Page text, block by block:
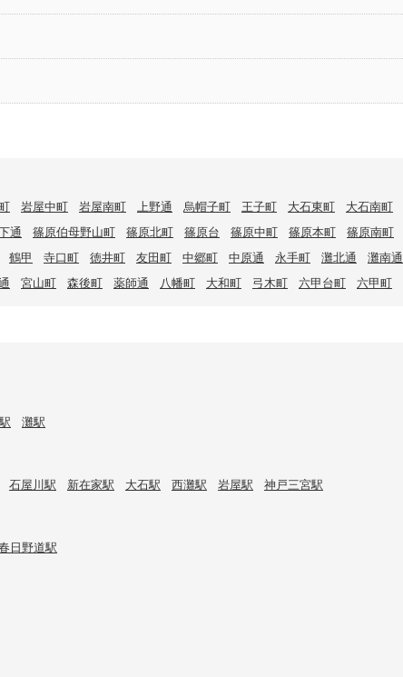
岩屋中町 岩屋南町 上野通 烏帽子町 王子町 大石東町 大石南町
通 篠原伯母野山町 篠原北町 篠原台 篠原中町 篠原本町 篠原南町
鶴甲 寺口町 徳井町 友田町 中郷町 中原通 永手町 灘北通 灘南通
宮山町 森後町 薬師通 八幡町 大和町 弓木町 六甲台町 六甲町
灘駅
石屋川駅 新在家駅 大石駅 西灘駅 岩屋駅 神戸三宮駅
日野道駅